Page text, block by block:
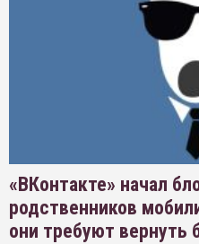
«ВКонтакте» начал
родственников
они требуют вернуть